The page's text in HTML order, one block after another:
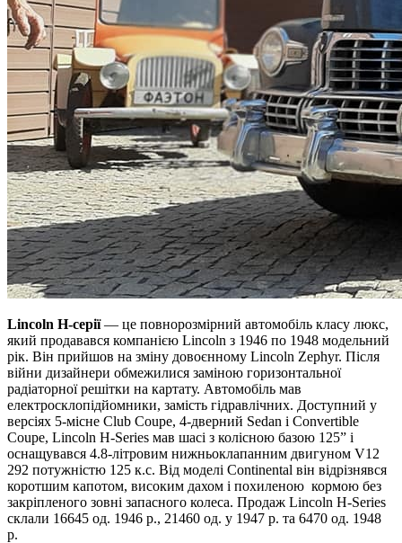
Lincoln H-серії— це повнорозмірний автомобіль класу люкс,
який продавався компанією Lincoln з 1946 по 1948 модельний
рік. Він прийшов на зміну довоєнному Lincoln Zephyr. Після
війни дизайнери обмежилися заміною горизонтальної
радіаторної решітки на картату. Автомобіль мав
електросклопідйомники, замість гідравлічних. Доступний у
версіях 5-місне Club Coupe, 4-дверний Sedan і Convertible
Coupe, Lincoln H-Series мав шасі з колісною базою 125” і
оснащувався 4.8-літровим нижньоклапанним двигуном V12
292 потужністю 125 к.с. Від моделі Continental він відрізнявся
коротшим капотом, високим дахом і похиленою кормою без
закріпленого зовні запасного колеса. Продаж Lincoln H-Series
склали 16645 од. 1946 р., 21460 од. у 1947 р. та 6470 од. 1948
р.